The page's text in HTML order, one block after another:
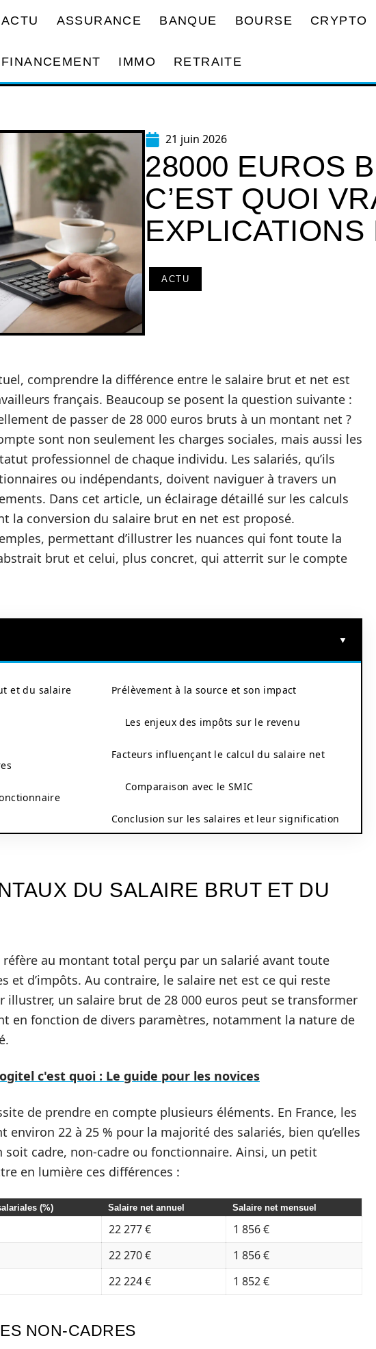
ACTU ASSURANCE BANQUE BOURSE CRYPTO
FINANCEMENT IMMO RETRAITE
21 juin 2026
28000 EUROS
C’EST QUOI
ACTU
comprendre la différence entre le salaire brut et net est
français. Beaucoup se posent la question suivante :
de passer de 28 000 euros bruts à un montant net ?
sont non seulement les charges sociales, mais aussi les
professionnel de chaque individu. Les salariés, qu’ils
ou indépendants, doivent naviguer à travers un
Dans cet article, un éclairage détaillé sur les calculs
la conversion du salaire brut en net est proposé.
permettant d’illustrer les nuances qui font toute la
brut et celui, plus concret, qui atterrit sur le compte
et du salaire
Prélèvement à la source et son impact
Les enjeux des impôts sur le revenu
Facteurs influençant le calcul du salaire net
Comparaison avec le SMIC
Conclusion sur les salaires et leur signification
DU SALAIRE BRUT ET DU
réfère au montant total perçu par un salarié avant toute
et d’impôts. Au contraire, le salaire net est ce qui reste
illustrer, un salaire brut de 28 000 euros peut se transformer
en fonction de divers paramètres, notamment la nature de
c'est quoi : Le guide pour les novices
de prendre en compte plusieurs éléments. En France, les
environ 22 à 25 % pour la majorité des salariés, bien qu’elles
soit cadre, non-cadre ou fonctionnaire. Ainsi, un petit
en lumière ces différences :
(%) Salaire net annuel Salaire net mensuel
22 277 €
1 856 €
22 270 €
1 856 €
22 224 € 1 852 €
NON-CADRES